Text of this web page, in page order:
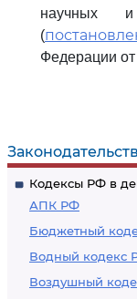
Кодексы РФ в
АПК РФ
Бюджетный
Водный кодекс
Воздушный
научных и
(
Федерации